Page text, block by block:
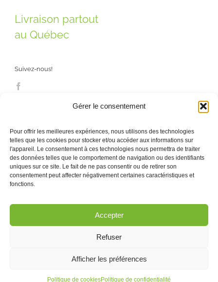
Gérer le consentement
Pour offrir les meilleures expériences, nous utilisons des technologies
telles que les cookies pour stocker et/ou accéder aux informations sur
l'appareil. Le consentement à ces technologies nous permettra de traiter
des données telles que le comportement de navigation ou des identifiants
uniques sur ce site. Le fait de ne pas consentir ou de retirer son
consentement peut affecter négativement certaines caractéristiques et
fonctions.
Accepter
Refuser
Afficher les préférences
Politique de cookiesPolitique de confidentialité
Livraison partout
au Québec
Suivez-nous!
Contactez-nous ! · Québec, Montréal, Saint-Nicolas ·